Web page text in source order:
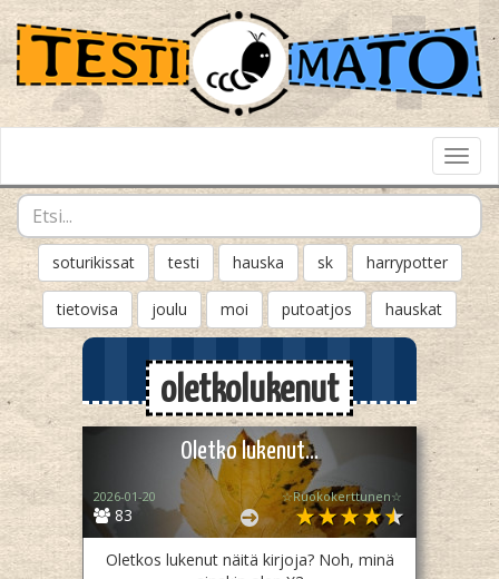
soturikissat testi hauska sk harrypotter
tietovisa joulu moi putoatjos hauskat
oletkolukenut
Oletko lukenut...
83
2026-01-20 ☆Ruokokerttunen☆
Oletkos lukenut näitä kirjoja? Noh, minä